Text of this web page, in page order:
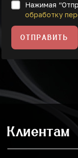
Нажимая
обработку
ОТПРАВИТЬ
Клиентам